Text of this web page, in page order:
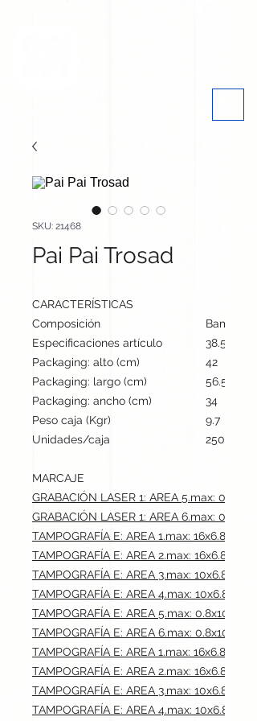
SKU: 21468
Pai Pai Trosad
CARACTERÍSTICAS
Composición
Bambú/
Especificaciones artículo
38.5 cm
Packaging: alto (cm)
42
Packaging: largo (cm)
56.5
Packaging: ancho (cm)
34
Peso caja (Kgr)
9.7
Unidades/caja
250
MARCAJE
GRABACIÓN LASER 1: AREA 5.max: 0.8x10
GRABACIÓN LASER 1: AREA 6.max: 0.8x10
TAMPOGRAFÍA E: AREA 1.max: 16x6.8 cm
TAMPOGRAFÍA E: AREA 2.max: 16x6.8 cm
TAMPOGRAFÍA E: AREA 3.max: 10x6.8 cm
TAMPOGRAFÍA E: AREA 4.max: 10x6.8 cm
TAMPOGRAFÍA E: AREA 5.max: 0.8x10 cm
TAMPOGRAFÍA E: AREA 6.max: 0.8x10 cm
TAMPOGRAFÍA E: AREA 1.max: 16x6.8 cm
TAMPOGRAFÍA E: AREA 2.max: 16x6.8 cm
TAMPOGRAFÍA E: AREA 3.max: 10x6.8 cm
TAMPOGRAFÍA E: AREA 4.max: 10x6.8 cm